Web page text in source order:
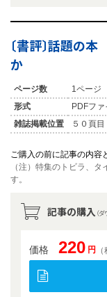
〔書評〕話題の本
か
ページ数
1ページ
形式
PDFフ
雑誌掲載位置
５０頁目
ご購入の前に記事の内容
（注）特集のトビラ、
す。
記事の購入 （
価格 220 円